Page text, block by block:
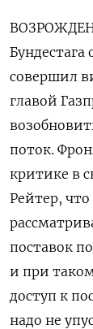
совершил
главой
поток.
критике в
Рейтер,
поставок
и при
доступ к
надо не